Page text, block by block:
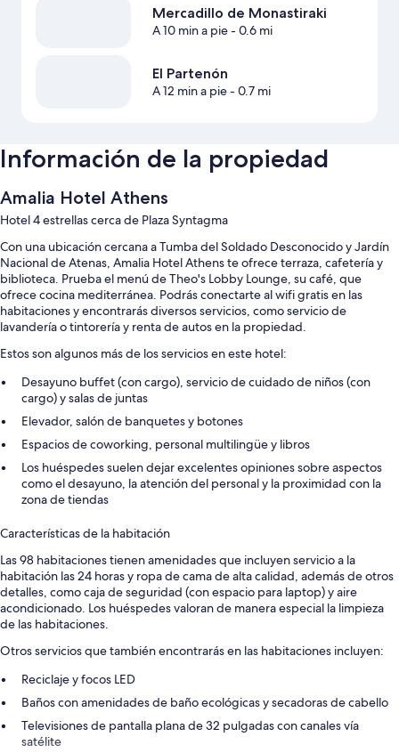
Mercadillo de Monastiraki
A 10 min a pie- 0.6 mi
El Partenón
A 12 min a pie- 0.7 mi
Información de la propiedad
Amalia Hotel Athens
Hotel 4 estrellas cerca de Plaza Syntagma
Con una ubicación cercana a Tumba del Soldado Desconocido y Jardín
Nacional de Atenas, Amalia Hotel Athens te ofrece terraza, cafetería y
biblioteca. Prueba el menú de Theo's Lobby Lounge, su café, que
ofrece cocina mediterránea. Podrás conectarte al wifi gratis en las
habitaciones y encontrarás diversos servicios, como servicio de
lavandería o tintorería y renta de autos en la propiedad.
Estos son algunos más de los servicios en este hotel:
Desayuno buffet (con cargo), servicio de cuidado de niños (con
cargo) y salas de juntas
Elevador, salón de banquetes y botones
Espacios de coworking, personal multilingüe y libros
Los huéspedes suelen dejar excelentes opiniones sobre aspectos
como el desayuno, la atención del personal y la proximidad con la
zona de tiendas
Características de la habitación
Las 98 habitaciones tienen amenidades que incluyen servicio a la
habitación las 24 horas y ropa de cama de alta calidad, además de otros
detalles, como caja de seguridad (con espacio para laptop) y aire
acondicionado. Los huéspedes valoran de manera especial la limpieza
de las habitaciones.
Otros servicios que también encontrarás en las habitaciones incluyen:
Reciclaje y focos LED
Baños con amenidades de baño ecológicas y secadoras de cabello
Televisiones de pantalla plana de 32 pulgadas con canales vía
satélite